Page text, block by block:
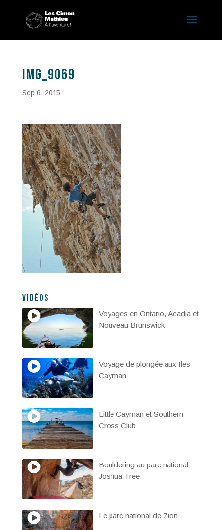
IMG_9069
Sep 6, 2015
Vidéos
Voyages en Ontario, Acadia et
Nouveau Brunswick
Voyage de plongée aux Iles
Cayman
Little Cayman et Southern
Cross Club
Bouldering au parc national
Joshua Tree
Le parc national de Zion